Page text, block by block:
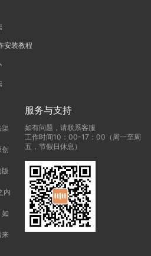
安装教程
渠
内
来
服务与支持
如有问题，请联系客服
工作时间10：00-17：00（周一至周
五，节假日休息）